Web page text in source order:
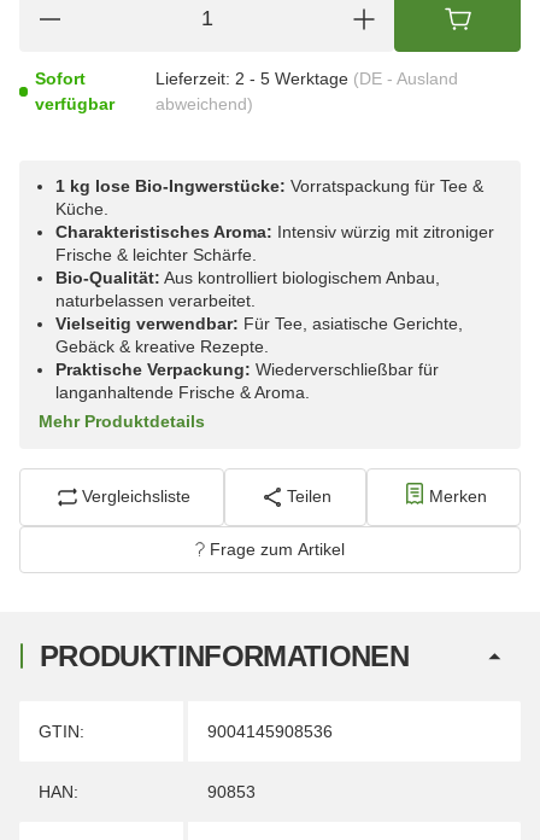
Sofort
verfügbar
Lieferzeit: 2 - 5 Werktage (DE - Ausland
abweichend)
1 kg lose Bio-Ingwerstücke: Vorratspackung für Tee &
Küche.
Charakteristisches Aroma: Intensiv würzig mit zitroniger
Frische & leichter Schärfe.
Bio-Qualität: Aus kontrolliert biologischem Anbau,
naturbelassen verarbeitet.
Vielseitig verwendbar: Für Tee, asiatische Gerichte,
Gebäck & kreative Rezepte.
Praktische Verpackung: Wiederverschließbar für
langanhaltende Frische & Aroma.
Mehr Produktdetails
Vergleichsliste Teilen Merken
Frage zum Artikel
PRODUKTINFORMATIONEN
Produkteigenschaft
Wert
GTIN: 9004145908536
HAN: 90853